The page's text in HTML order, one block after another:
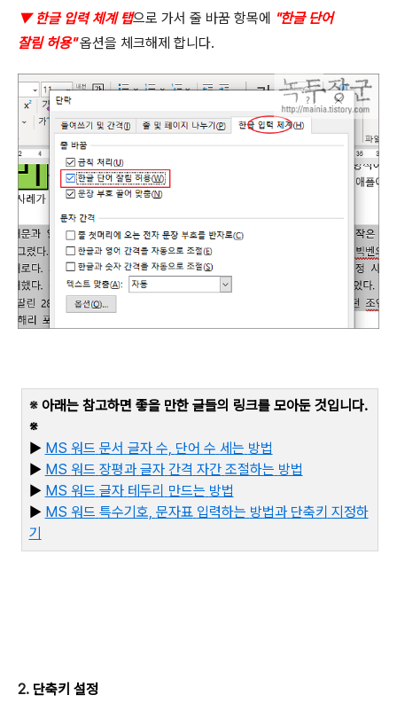
▼ 한글 입력 체계 탭으로 가서 줄 바꿈 항목에 "한글 단어
잘림 허용" 옵션을 체크해제 합니다.
※아래는 참고하면 좋을 만한 글들의 링크를 모아둔 것입니다.
※
▶ MS 워드 문서 글자 수, 단어 수 세는 방법
▶ MS 워드 장평과 글자 간격 자간 조절하는 방법
▶ MS 워드 글자 테두리 만드는 방법
▶ MS 워드 특수기호, 문자표 입력하는 방법과 단축키 지정하
기
2. 단축키 설정